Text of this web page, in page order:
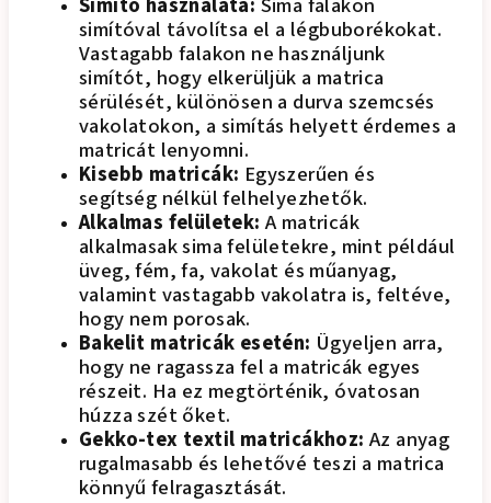
simítóval távolítsa el a légbuborékokat.
Vastagabb falakon ne használjunk
simítót, hogy elkerüljük a matrica
sérülését, különösen a durva szemcsés
vakolatokon, a simítás helyett érdemes a
matricát lenyomni.
Kisebb matricák: Egyszerűen és
segítség nélkül felhelyezhetők.
Alkalmas felületek:A matricák
alkalmasak sima felületekre, mint például
üveg, fém, fa, vakolat és műanyag,
valamint vastagabb vakolatra is, feltéve,
hogy nem porosak.
Bakelit matricák esetén: Ügyeljen arra,
hogy ne ragassza fel a matricák egyes
részeit. Ha ez megtörténik, óvatosan
húzza szét őket.
Gekko-tex textil matricákhoz:Az anyag
rugalmasabb és lehetővé teszi a matrica
könnyű felragasztását.